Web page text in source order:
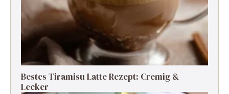
Bestes Tiramisu Latte Rezept: Cremig &
Lecker